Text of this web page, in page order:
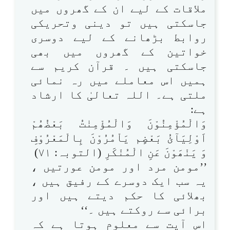
ملاقات کے لیے ان کے گھروں میں
جاسکتی ہیں تو دینی وتحریکی
روابط بڑھانے کے لیے دوسری
خواتین کے گھروں میں بھی
جاسکتی ہیں ۔ قرآن کریم سے
ہمیں اس معاملے میں رہ نمائی
ملتی ہے۔ اللہ تعالیٰ کا ارشاد
ہے:
وَالْمُؤْمِنُوْنَ وَالْمُؤْمِنٰتُ بَعْضُھُمْ
اَوْلِیَآئُ بَعْضٍم یَاْمُرُوْنَ بِالْمَعْرُوْفِ
وَ یَنْھَوْنَ عَنِ الْمُنْکَرِ (التوبہ: ۷۱)
’’مومن مرد اور مومن عورتیں ،
یہ سب ایک دوسرے کے رفیق ہیں ،
بھلائی کا حکم دیتے ہیں اور
برائی سے روکتے ہیں ۔‘‘
اس آیت سے معلوم ہوتا ہے کہ